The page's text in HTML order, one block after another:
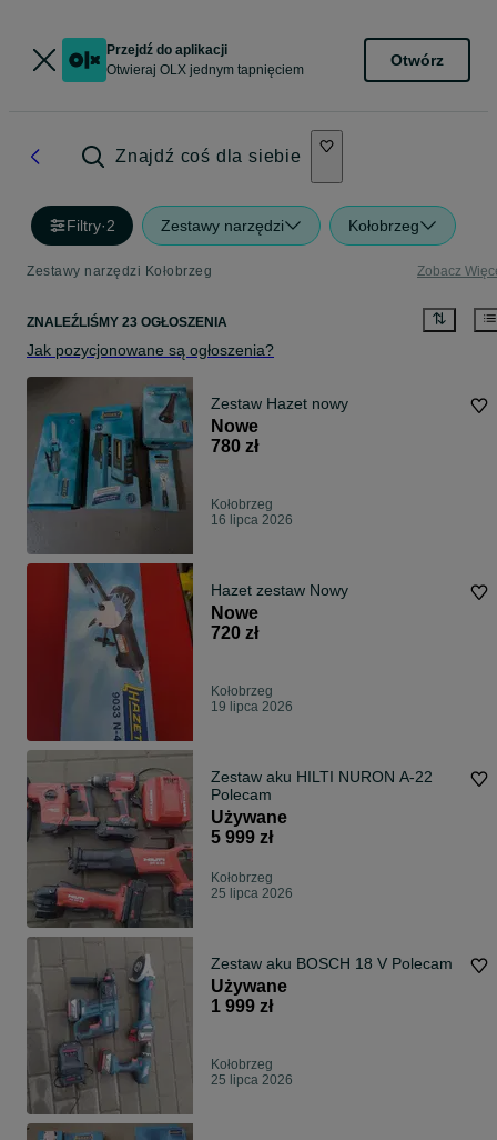
Przejdź do aplikacji
Otwieraj OLX jednym tapnięciem
Otwórz
Znajdź coś dla siebie
Filtry·2 Zestawy narzędzi Kołobrzeg
Zestawy narzędzi Kołobrzeg Zobacz
ZNALEŹLIŚMY 23 OGŁOSZENIA
Jak pozycjonowane są ogłoszenia?
Zestaw Hazet nowy
Nowe
780 zł
Kołobrzeg
16 lipca 2026
Hazet zestaw Nowy
Nowe
720 zł
Kołobrzeg
19 lipca 2026
Zestaw aku HILTI NURON A-22
Polecam
Używane
5 999 zł
Kołobrzeg
25 lipca 2026
Zestaw aku BOSCH 18 V Polecam
Używane
1 999 zł
Kołobrzeg
25 lipca 2026